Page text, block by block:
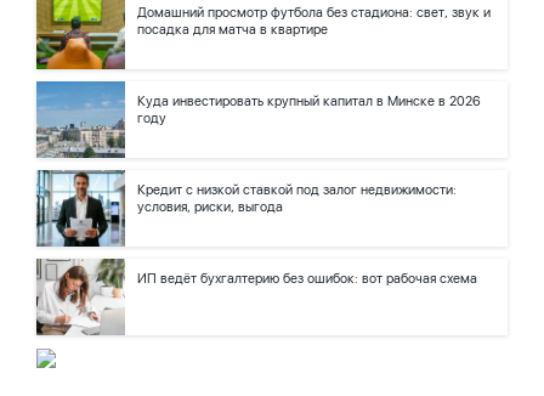
Домашний просмотр футбола без стадиона: свет, звук и
посадка для матча в квартире
Куда инвестировать крупный капитал в Минске в 2026
году
Кредит с низкой ставкой под залог недвижимости:
условия, риски, выгода
ИП ведёт бухгалтерию без ошибок: вот рабочая схема